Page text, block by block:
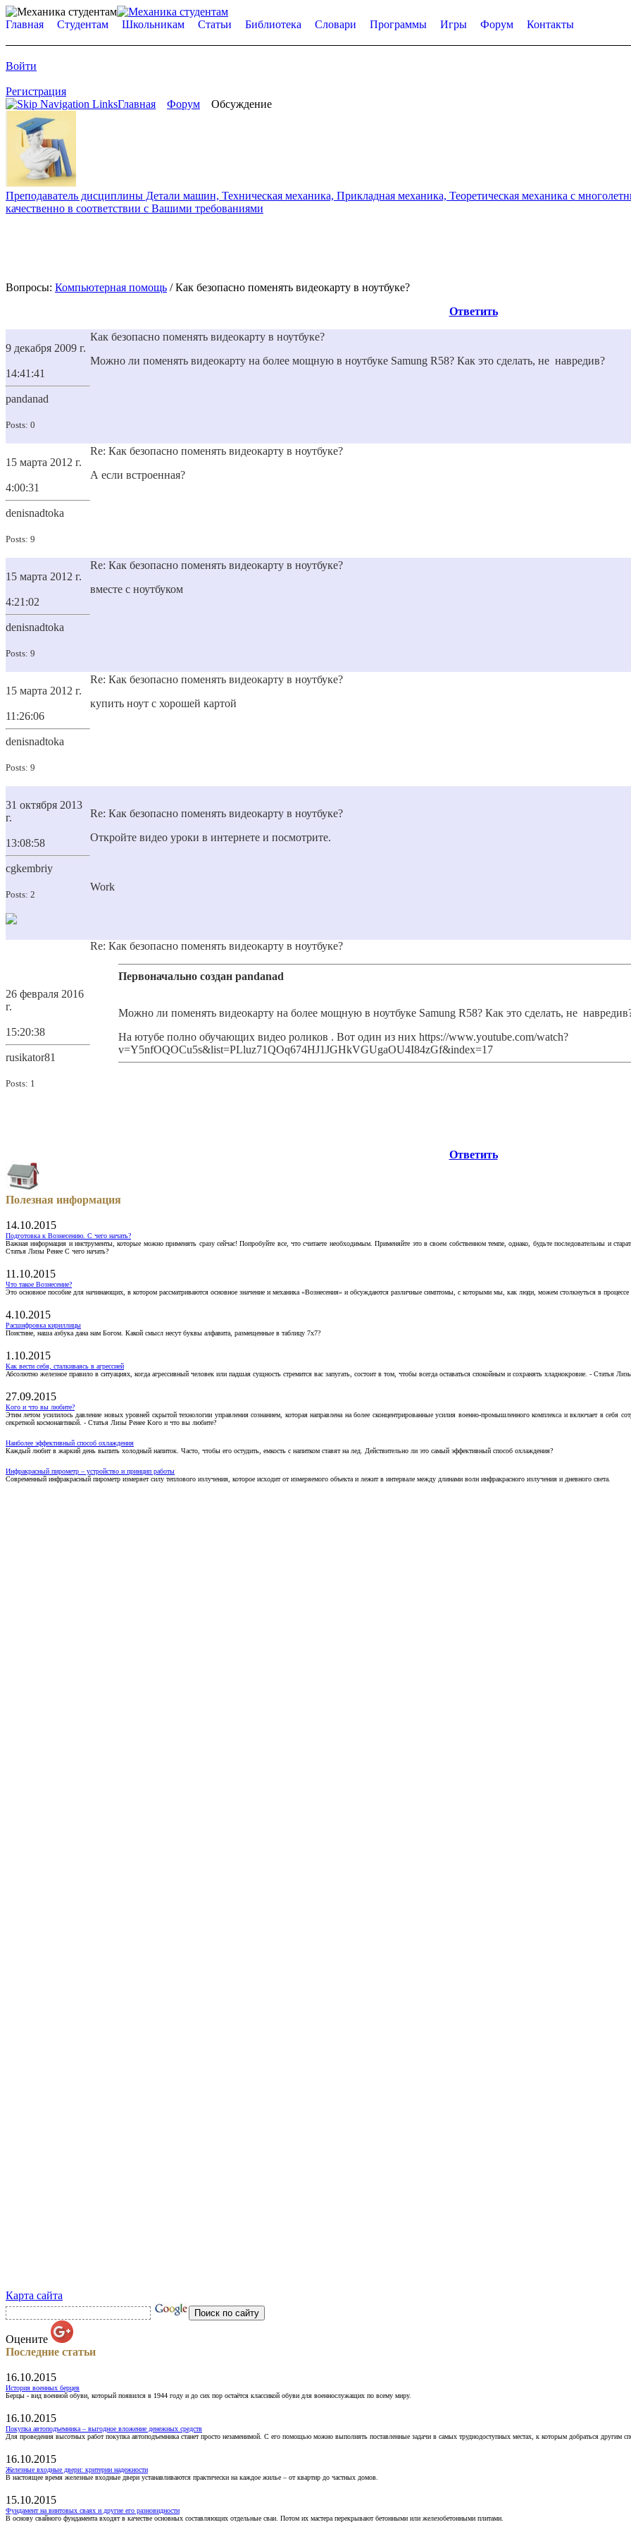
Главная Студентам Школьникам Статьи Библиотека Словари Программы Игры Форум Контакты
Войти
Регистрация
Главная
Форум Обсуждение
Преподаватель дисциплины Детали машин, Техническая механика, Прикладная механика, Теоретическая механика с
качественно в соответствии с Вашими требованиями
Вопросы: Компьютерная помощь / Как безопасно поменять видеокарту в ноутбуке?
Ответить
9 декабря 2009 г.
14:41:41
pandanad
Posts: 0
Как безопасно поменять видеокарту в ноутбуке?
Можно ли поменять видеокарту на более мощную в ноутбуке Samung R58? Как это сделать, не навредив?
15 марта 2012 г.
4:00:31
denisnadtoka
Posts: 9
Re: Как безопасно поменять видеокарту в ноутбуке?
А если встроенная?
15 марта 2012 г.
4:21:02
denisnadtoka
Posts: 9
Re: Как безопасно поменять видеокарту в ноутбуке?
вместе с ноутбуком
15 марта 2012 г.
11:26:06
denisnadtoka
Posts: 9
Re: Как безопасно поменять видеокарту в ноутбуке?
купить ноут с хорошей картой
31 октября 2013
г.
13:08:58
cgkembriy
Posts: 2
Re: Как безопасно поменять видеокарту в ноутбуке?
Откройте видео уроки в интернете и посмотрите.
Work
26 февраля 2016
г.
15:20:38
rusikator81
Posts: 1
Re: Как безопасно поменять видеокарту в ноутбуке?
Первоначально создан pandanad
Можно ли поменять видеокарту на более мощную в ноутбуке Samung R58? Как это сделать, не
На ютубе полно обучающих видео роликов . Вот один из них https://www.youtube.com/watch?
v=Y5nfOQOCu5s&list=PLluz71QOq674HJ1JGHkVGUgaOU4I84zGf&index=17
Ответить
Полезная информация
14.10.2015
Подготовка к Вознесению. С чего начать?
Важная информация и инструменты, которые можно применять сразу сейчас! Попробуйте все, что считаете необходимым. Применяйте это в своем собственном темпе, однако, будьте последовательны и
Статья Лизы Ренее С чего начать?
11.10.2015
Что такое Вознесение?
Это основное пособие для начинающих, в котором рассматриваются основное значение и механика «Вознесения» и обсуждаются различные симптомы, с которыми мы, как люди, можем столкнуться в
4.10.2015
Расшифровка кириллицы
Поистине, наша азбука дана нам Богом. Какой смысл несут буквы алфавита, размещенные в таблицу 7х7?
1.10.2015
Как вести себя, сталкиваясь в агрессией
Абсолютно железное правило в ситуациях, когда агрессивный человек или падшая сущность стремится вас запугать, состоит в том, чтобы всегда оставаться спокойным и сохранять хладнокровие. - Статья
27.09.2015
Кого и что вы любите?
Этим летом усилилось давление новых уровней скрытой технологии управления сознанием, которая направлена на более сконцентрированные усилия военно-промышленного комплекса и включает в себя
секретной космонавтикой. - Статья Лизы Ренее Кого и что вы любите?
Наиболее эффективный способ охлаждения
Каждый любит в жаркий день выпить холодный напиток. Часто, чтобы его остудить, емкость с напитком ставят на лед. Действительно ли это самый эффективный способ охлаждения?
Инфракрасный пирометр – устройство и принцип работы
Современный инфракрасный пирометр измеряет силу теплового излучения, которое исходит от измеряемого объекта и лежит в интервале между длинами волн инфракрасного излучения и дневного света.
Карта сайта
Оцените
Последние статьи
16.10.2015
История военных берцев
Берцы - вид военной обуви, который появился в 1944 году и до сих пор остаётся классикой обуви для военнослужащих по всему миру.
16.10.2015
Покупка автоподъемника – выгодное вложение денежных средств
Для проведения высотных работ покупка автоподъемника станет просто незаменимой. С его помощью можно выполнять поставленные задачи в самых труднодоступных местах, к которым добраться другим
16.10.2015
Железные входные двери: критерии надежности
В настоящее время железные входные двери устанавливаются практически на каждое жилье – от квартир до частных домов.
15.10.2015
Фундамент на винтовых сваях и другие его разновидности
В основу свайного фундамента входят в качестве основных составляющих отдельные сваи. Потом их мастера перекрывают бетонными или железобетонными плитами.